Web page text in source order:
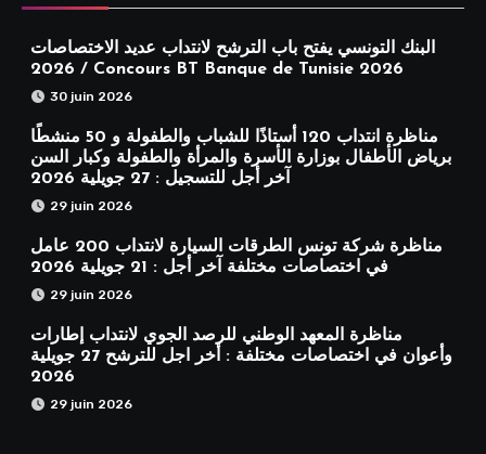
البنك التونسي يفتح باب الترشح لانتداب عديد الاختصاصات
2026 / Concours BT Banque de Tunisie 2026
30 juin 2026
مناظرة انتداب 120 أستاذًا للشباب والطفولة و 50 منشطًا
برياض الأطفال بوزارة الأسرة والمرأة والطفولة وكبار السن
آخر أجل للتسجيل : 27 جويلية 2026
29 juin 2026
مناظرة شركة تونس الطرقات السيارة لانتداب 200 عامل
في اختصاصات مختلفة آخر أجل : 21 جويلية 2026
29 juin 2026
مناظرة المعهد الوطني للرصد الجوي لانتداب إطارات
وأعوان في اختصاصات مختلفة : أخر اجل للترشح 27 جويلية
2026
29 juin 2026